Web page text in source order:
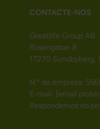
CONTACTE-NOS
Greatlife Group AB
Rosengatan 8
17270 Sundbyberg,
N.º de empresa:
E-mail: [email
Respondemos no